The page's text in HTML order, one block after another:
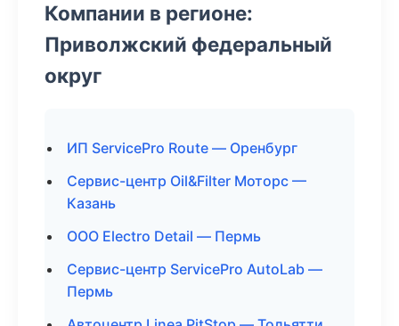
Компании в регионе:
Приволжский федеральный
округ
ИП ServicePro Route — Оренбург
Сервис-центр Oil&Filter Моторс —
Казань
ООО Electro Detail — Пермь
Сервис-центр ServicePro AutoLab —
Пермь